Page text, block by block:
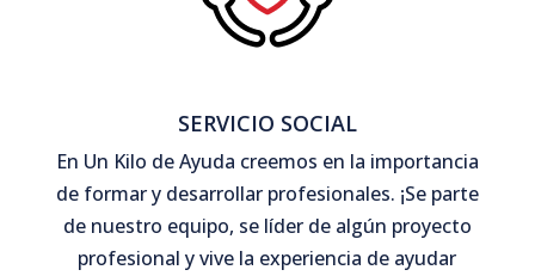
SERVICIO SOCIAL
En Un Kilo de Ayuda creemos en la importancia
de formar y desarrollar profesionales. ¡Se parte
de nuestro equipo, se líder de algún proyecto
profesional y vive la experiencia de ayudar